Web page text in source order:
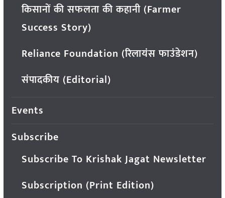
किसानों की सफलता की कहानी (Farmer
Success Story)
Reliance Foundation (रिलायंस फाउंडेशन)
संपादकीय (Editorial)
Events
Subscribe
Subscribe To Krishak Jagat Newsletter
Subscription (Print Edition)